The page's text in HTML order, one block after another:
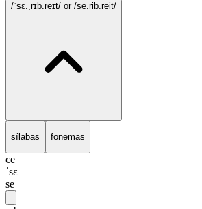
/ˈsɛ.ˌrɪb.reɪt/ or /se.rib.reit/
sílabas fonemas
ce
ˈsɛ
se